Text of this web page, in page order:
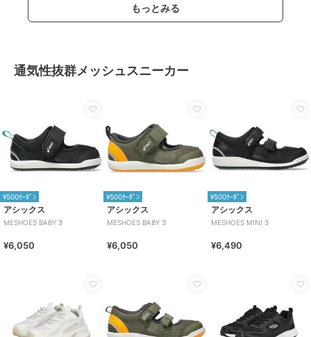
もっとみる
通気性抜群メッシュスニーカー
¥500ｸｰﾎﾟﾝ
アシックス
MESHOES BABY 3
¥6,050
¥500ｸｰﾎﾟﾝ
アシックス
MESHOES BABY 3
¥6,050
¥500ｸｰﾎﾟﾝ
アシックス
MESHOES MINI 3
¥6,490